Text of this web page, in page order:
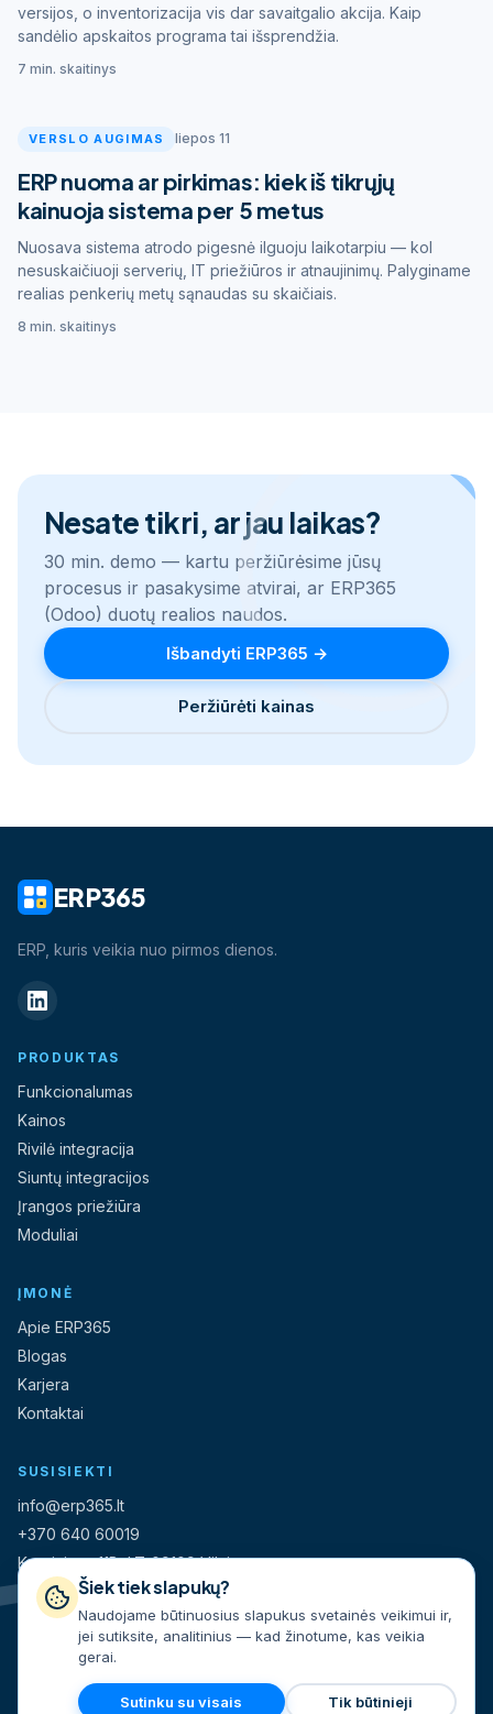
versijos, o inventorizacija vis dar savaitgalio akcija. Kaip
sandėlio apskaitos programa tai išsprendžia.
7 min. skaitinys
VERSLO AUGIMAS liepos 11
ERP nuoma ar pirkimas: kiek iš tikrųjų
kainuoja sistema per 5 metus
Nuosava sistema atrodo pigesnė ilguoju laikotarpiu — kol
nesuskaičiuoji serverių, IT priežiūros ir atnaujinimų. Palyginame
realias penkerių metų sąnaudas su skaičiais.
8 min. skaitinys
Nesate tikri, ar jau laikas?
30 min. demo — kartu peržiūrėsime jūsų
procesus ir pasakysime atvirai, ar ERP365
(Odoo) duotų realios naudos.
Išbandyti ERP365 →
Peržiūrėti kainas
ERP365
ERP, kuris veikia nuo pirmos dienos.
PRODUKTAS
Funkcionalumas
Kainos
Rivilė integracija
Siuntų integracijos
Įrangos priežiūra
Moduliai
ĮMONĖ
Apie ERP365
Blogas
Karjera
Kontaktai
SUSISIEKTI
info@erp365.lt
+370 640 60019
Kareivių g. 11B, LT-09109 Vilnius
UAB „Instantė“
Įmonės kodas 304778507
Šiek tiek slapukų?
Naudojame būtinuosius slapukus svetainės veikimui ir,
jei sutiksite, analitinius — kad žinotume, kas veikia
gerai.
Sutinku su visais Tik būtinieji